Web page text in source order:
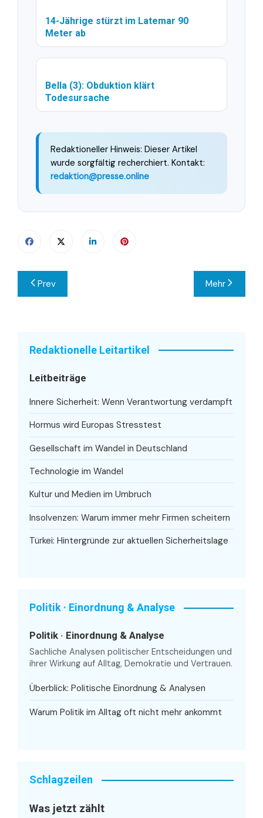
14-Jährige stürzt im Latemar 90
Meter ab
Bella (3): Obduktion klärt
Todesursache
Redaktioneller Hinweis: Dieser Artikel
wurde sorgfältig recherchiert. Kontakt:
redaktion@presse.online
Beitragsnavigation
Prev Mehr
Redaktionelle Leitartikel
Leitbeiträge
Innere Sicherheit: Wenn Verantwortung verdampft
Hormus wird Europas Stresstest
Gesellschaft im Wandel in Deutschland
Technologie im Wandel
Kultur und Medien im Umbruch
Insolvenzen: Warum immer mehr Firmen scheitern
Türkei: Hintergründe zur aktuellen Sicherheitslage
Politik · Einordnung & Analyse
Politik · Einordnung & Analyse
Sachliche Analysen politischer Entscheidungen und
ihrer Wirkung auf Alltag, Demokratie und Vertrauen.
Überblick: Politische Einordnung & Analysen
Warum Politik im Alltag oft nicht mehr ankommt
Schlagzeilen
Was jetzt zählt